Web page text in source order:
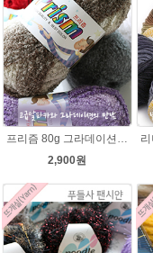
프리즘 80g 그라데이션 나염뜨개실 알파카울 목도리뜨기 뜨게실 뜨개질실
2,900원